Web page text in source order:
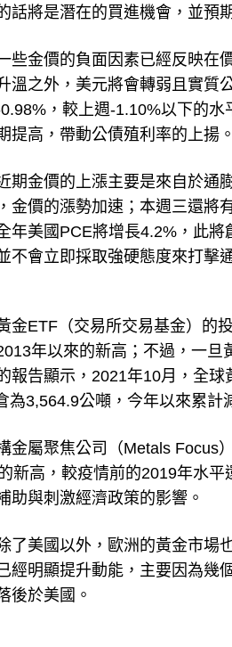
話將是潛在的買進機會，並預
些金價的負面因素已經反映在
溫之外，美元將會轉弱且實質
，較上週-1.10%以下的
提高，帶動公債殖利率的上揚。
期金價的上漲主要是來自於通
金價的漲勢加速；本週三還將
年美國PCE將增長4.2%，此
不會立即採取強硬態度來打擊
金ETF（交易所交易基金）的
年以來的新高；不過，一
報告顯示，2021年10月，全
為3,564.9公噸，今年以來累計
金屬聚焦公司（Metals Focus
新高，較疫情前的2019年水
助與刺激經濟政策的影響。
了美國以外，歐洲的黃金市場
經明顯提升動能，主要因為幾
後於美國。